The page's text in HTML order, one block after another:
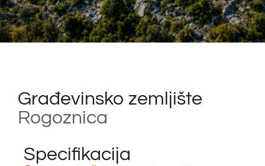
Građevinsko zemljište
Rogoznica
Specifikacija